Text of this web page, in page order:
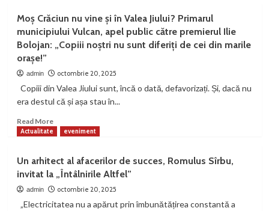
a
blocat
temporar
pensiilor
Senatorul
Călin
Marian:
„Voința
trebuie
să
reflecte
în
Moș Crăciun nu vine și în Valea Jiului? Primarul
municipiului Vulcan, apel public către premierul Ilie
Bolojan: „Copiii noștri nu sunt diferiți de cei din marile
orașe!”
admin octombrie 20, 2025
Copiii din Valea Jiului sunt, încă o dată, defavorizați. Și, dacă nu
era destul că și așa stau în...
Read MoreRead
more
Crăciun
nu
vine
și
Actualitate eveniment
Un arhitect al afacerilor de succes, Romulus Sîrbu,
invitat la „Întâlnirile Altfel”
admin octombrie 20, 2025
„Electricitatea nu a apărut prin îmbunătățirea constantă a